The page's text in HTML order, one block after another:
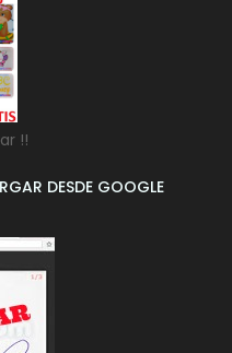
!!
DESDE GOOGLE